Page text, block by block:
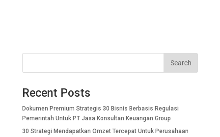
Search
Recent Posts
Dokumen Premium Strategis 30 Bisnis Berbasis Regulasi
Pemerintah Untuk PT Jasa Konsultan Keuangan Group
30 Strategi Mendapatkan Omzet Tercepat Untuk Perusahaan